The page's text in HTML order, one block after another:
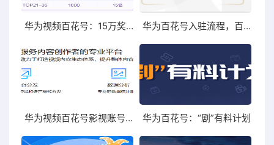
华为视频百花号：15万奖池寻找影视、游戏、时尚达人 华为百花号入驻流程，百花号介绍，百花号个人合作入驻
华为视频百花号影视账号整治 华为百花号：“剧”有料计划